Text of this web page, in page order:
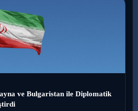
ve Bulgaristan ile Diplomatik